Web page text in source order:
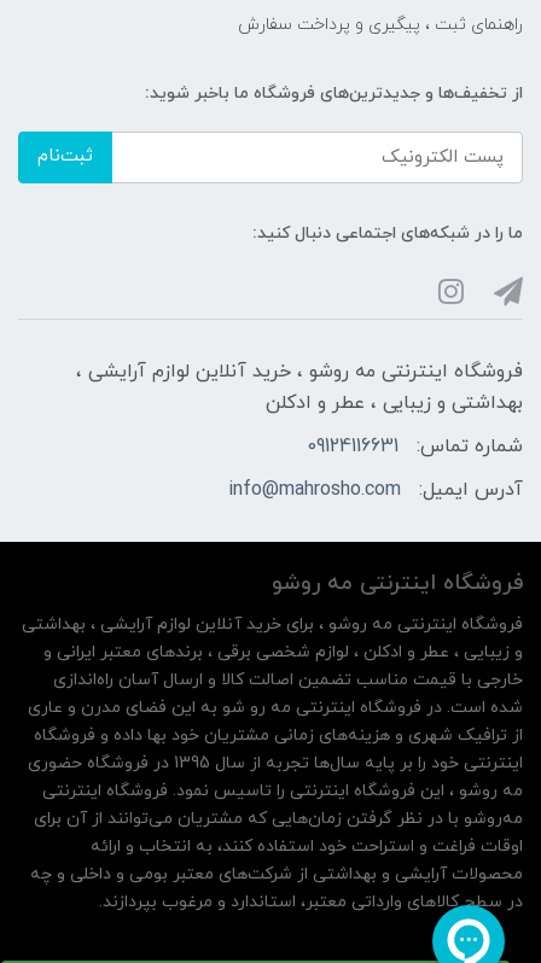
راهنمای ثبت ، پیگیری و پرداخت سفارش
از تخفیف‌ها و جدیدترین‌های فروشگاه ما باخبر شوید:
ثبت‌نام
ما را در شبکه‌های اجتماعی دنبال کنید:
فروشگاه اینترنتی مه‌ رو‌شو ، خرید آنلاین لوازم آرایشی ،
بهداشتی و زیبایی ، عطر و ادکلن
شماره تماس:
09124116631
آدرس ایمیل:
info@mahrosho.com
فروشگاه اینترنتی مه‌ رو‌شو
فروشگاه اینترنتی مه‌ رو‌شو ، برای خرید آنلاین لوازم آرایشی ، بهداشتی
و زیبایی ، عطر و ادکلن ، لوازم شخصی برقی ، برندهای معتبر ایرانی و
خارجی با قیمت مناسب تضمین اصالت کالا و ارسال آسان راه‌اندازی
شده است. در فروشگاه اینترنتی مه رو شو به این فضای مدرن و عاری
از ترافیک شهری و هزینه‌های زمانی مشتریان خود بها داده و فروشگاه
اینترنتی خود را بر پایه سال‌ها تجربه از سال 1395 در فروشگاه حضوری
مه روشو ، این فروشگاه اینترنتی را تاسیس نمود. فروشگاه اینترنتی
مه‌رو‌شو با در نظر گرفتن زمان‌هایی که مشتریان می‌توانند از آن‌ برای
اوقات فراغت و استراحت خود استفاده کنند، به انتخاب و ارائه
محصولات آرایشی و بهداشتی از شرکت‌های معتبر بومی و داخلی و چه
در سطح کالاهای وارداتی معتبر، استاندارد و مرغوب بپردازند.